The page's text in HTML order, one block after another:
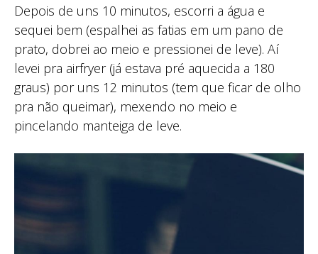
Depois de uns 10 minutos, escorri a água e
sequei bem (espalhei as fatias em um pano de
prato, dobrei ao meio e pressionei de leve). Aí
levei pra airfryer (já estava pré aquecida a 180
graus) por uns 12 minutos (tem que ficar de olho
pra não queimar), mexendo no meio e
pincelando manteiga de leve.